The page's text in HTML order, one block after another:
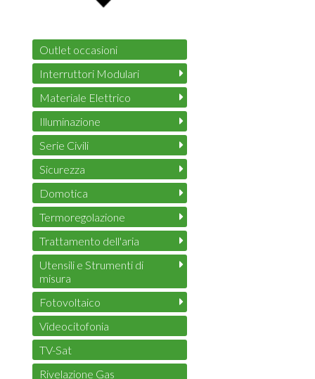
Outlet occasioni
Interruttori Modulari
Materiale Elettrico
Illuminazione
Serie Civili
Sicurezza
Domotica
Termoregolazione
Trattamento dell'aria
Utensili e Strumenti di
misura
Fotovoltaico
Videocitofonia
TV-Sat
Rivelazione Gas